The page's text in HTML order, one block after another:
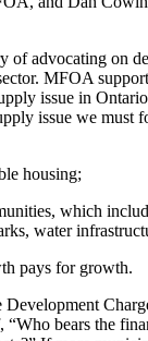
of advocating on
MFOA
issue in
issue we must
housing;
which
water
pays for growth.
Development
“Who bears the